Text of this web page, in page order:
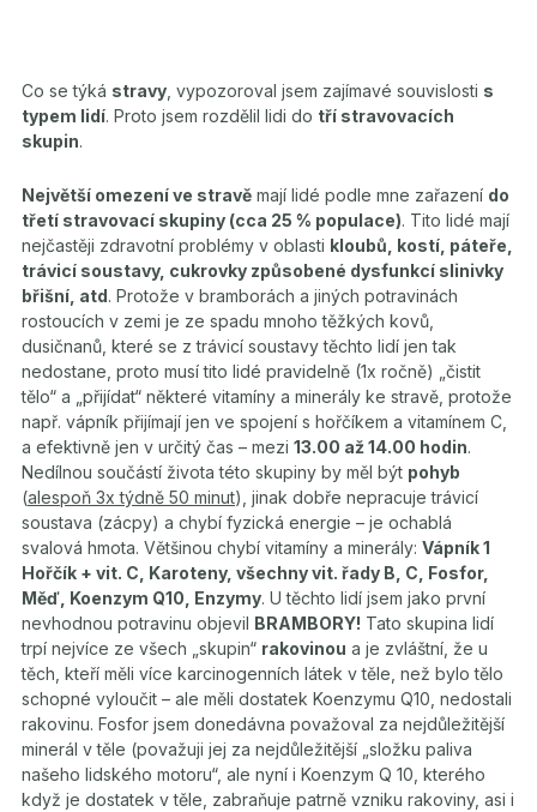
Co se týká stravy , vypozoroval jsem zajímavé souvislosti s
typem lidí. Proto jsem rozdělil lidi do tří stravovacích
skupin.
Největší omezení ve stravě mají lidé podle mne zařazení do
třetí stravovací skupiny (cca 25 % populace). Tito lidé mají
nejčastěji zdravotní problémy v oblasti kloubů, kostí, páteře,
trávicí soustavy, cukrovky způsobené dysfunkcí slinivky
břišní, atd. Protože v bramborách a jiných potravinách
rostoucích v zemi je ze spadu mnoho těžkých kovů,
dusičnanů, které se z trávicí soustavy těchto lidí jen tak
nedostane, proto musí tito lidé pravidelně (1x ročně) „čistit
tělo“ a „přijídat“ některé vitamíny a minerály ke stravě, protože
např. vápník přijímají jen ve spojení s hořčíkem a vitamínem C,
a efektivně jen v určitý čas – mezi 13.00 až 14.00 hodin.
Nedílnou součástí života této skupiny by měl být pohyb
(alespoň 3x týdně 50 minut), jinak dobře nepracuje trávicí
soustava (zácpy) a chybí fyzická energie – je ochablá
svalová hmota. Většinou chybí vitamíny a minerály: Vápník 1
Hořčík + vit. C, Karoteny, všechny vit. řady B, C, Fosfor,
Měď, Koenzym Q10, Enzymy. U těchto lidí jsem jako první
nevhodnou potravinu objevil BRAMBORY! Tato skupina lidí
trpí nejvíce ze všech „skupin“ rakovinou a je zvláštní, že u
těch, kteří měli více karcinogenních látek v těle, než bylo tělo
schopné vyloučit – ale měli dostatek Koenzymu Q10, nedostali
rakovinu. Fosfor jsem donedávna považoval za nejdůležitější
minerál v těle (považuji jej za nejdůležitější „složku paliva
našeho lidského motoru“, ale nyní i Koenzym Q 10, kterého
když je dostatek v těle, zabraňuje patrně vzniku rakoviny, asi i